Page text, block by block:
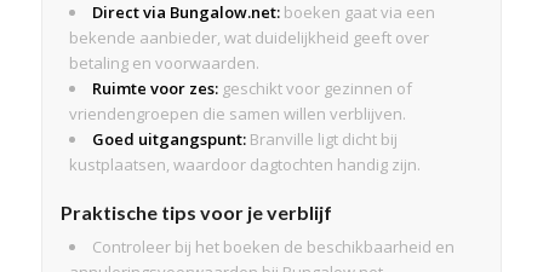
Direct via Bungalow.net:boeken gaat via een
bekende aanbieder, wat duidelijkheid geeft over
betaling en voorwaarden.
Ruimte voor zes:geschikt voor gezinnen of
vriendengroepen die samen willen verblijven.
Goed uitgangspunt:Branville ligt dicht bij
kustplaatsen, waardoor dagtochten handig zijn.
Praktische tips voor je verblijf
Controleer bij het boeken de beschikbaarheid en